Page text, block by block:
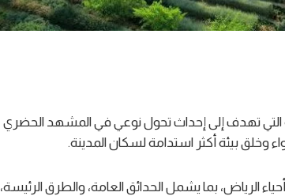
التي تهدف إلى إحداث تحول نوعي في المشهد الحضري
وخلق بيئة أكثر استدامة لسكان المدينة.
الرياض، بما يشمل الحدائق العامة، والطرق الرئيسة،